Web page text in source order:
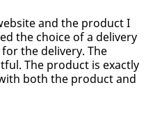
and the product I
the choice of a delivery
the delivery. The
The product is exactly
both the product and